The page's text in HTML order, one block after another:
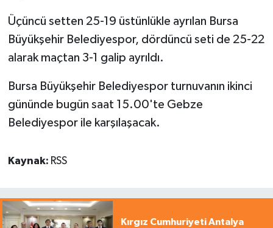
Üçüncü setten 25-19 üstünlükle ayrılan Bursa
Büyükşehir Belediyespor, dördüncü seti de 25-22
alarak maçtan 3-1 galip ayrıldı.
Bursa Büyükşehir Belediyespor turnuvanın ikinci
gününde bugün saat 15.00'te Gebze
Belediyespor ile karşılaşacak.
Kaynak: RSS
Kırgız Cumhuriyeti Antalya